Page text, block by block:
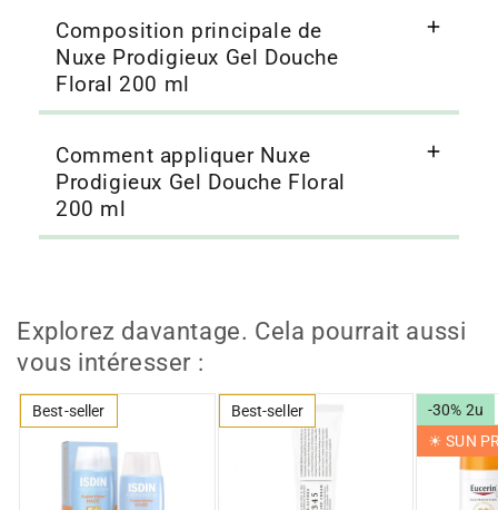
Composition principale de
Nuxe Prodigieux Gel Douche
Floral 200 ml
Comment appliquer Nuxe
Prodigieux Gel Douche Floral
200 ml
Explorez davantage. Cela pourrait aussi
vous intéresser :
Best-seller Best-seller
-30% 2u
☀︎ SUN